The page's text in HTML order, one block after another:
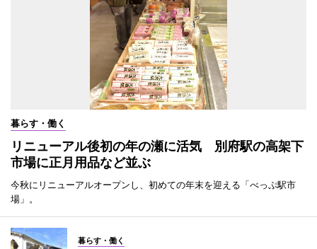
暮らす・働く
リニューアル後初の年の瀬に活気 別府駅の高架下
市場に正月用品など並ぶ
今秋にリニューアルオープンし、初めての年末を迎える「べっぷ駅市
場」。
暮らす・働く